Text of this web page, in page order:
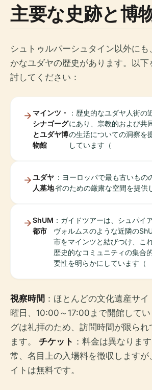
主要な史跡と博
シュトゥルパーシュタイン以外に
かなユダヤの歴史があります。以
討してください：
マインツ・
シナゴーグ
とユダヤ博
物館
：歴史的なユダヤ人街の
にあり、宗教的および共
の生活についての洞察を
しています（
ユダヤ
人墓地
：ヨーロッパで最も古いもの
省のための厳粛な空間を提供
ShUM
都市
：ガイドツアーは、シュパイ
ヴォルムスのような近隣の
市をマインツと結びつけ、こ
歴史的なコミュニティの集合
要性を明らかにしています（
視察時間 ：ほとんどの文化遺産サ
曜日、10:00～17:00まで開館して
グは礼拝のため、訪問時間が限られ
ます。 チケット ：料金は異なりま
常、名目上の入場料を徴収しますが
イトは無料です。